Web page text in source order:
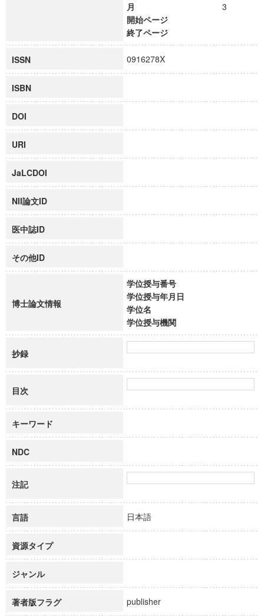
月
3
開始ページ
終了ページ
ISSN 0916278X
ISBN
DOI
URI
JaLCDOI
NII論文ID
医中誌ID
その他ID
博士論文情報
学位授与番号
学位授与年月日
学位名
学位授与機関
抄録
目次
キーワード
NDC
注記
言語 日本語
資源タイプ
ジャンル
著者版フラグ publisher